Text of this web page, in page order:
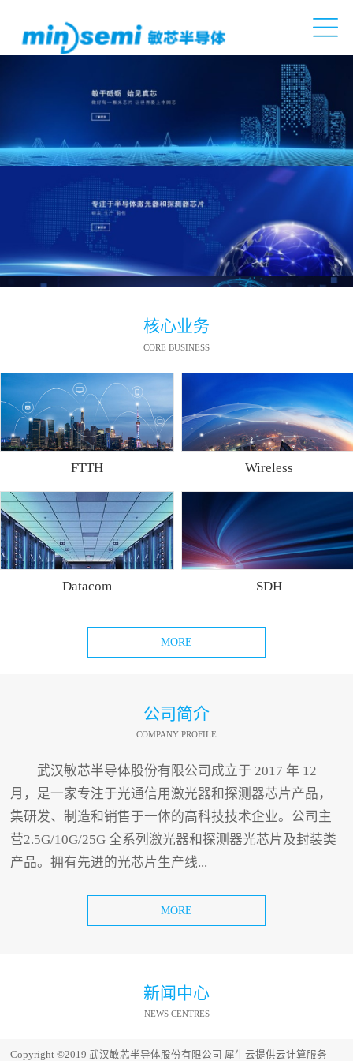
核心业务
CORE BUSINESS
FTTH Wireless
Datacom SDH
MORE
公司简介
COMPANY PROFILE
武汉敏芯半导体股份有限公司成立于 2017 年 12
月，是一家专注于光通信用激光器和探测器芯片产品，
集研发、制造和销售于一体的高科技技术企业。公司主
营2.5G/10G/25G 全系列激光器和探测器光芯片及封装类
产品。拥有先进的光芯片生产线...
MORE
新闻中心
NEWS CENTRES
Copyright ©2019 武汉敏芯半导体股份有限公司 犀牛云提供云计算服务